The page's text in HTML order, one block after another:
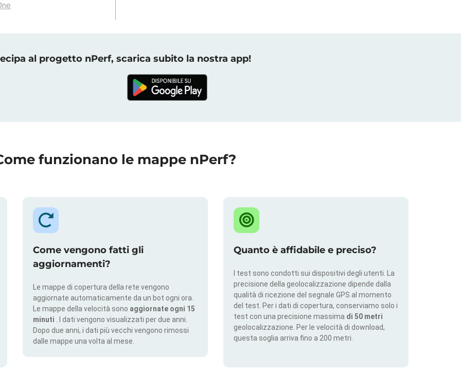
al progetto nPerf, scarica subito la nostra app!
funzionano le mappe nPerf?
Come vengono fatti gli
aggiornamenti?
Le mappe di copertura della rete vengono
aggiornate automaticamente da un bot ogni ora.
Le mappe della velocità sono aggiornate ogni 15
minuti
. I dati vengono visualizzati per due anni.
Dopo due anni, i dati più vecchi vengono rimossi
dalle mappe una volta al mese.
Quanto è affidabile e preciso?
I test sono condotti sui dispositivi degli utenti. La
precisione della geolocalizzazione dipende dalla
qualità di ricezione del segnale GPS al momento
del test. Per i dati di copertura, conserviamo solo i
test con una precisione massima di 50 metri
geolocalizzazione. Per le velocità di download,
questa soglia arriva fino a 200 metri.